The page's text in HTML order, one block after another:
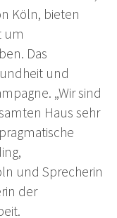
Köln, bieten
um
Das
und
„Wir sind
Haus sehr
und Sprecherin
der